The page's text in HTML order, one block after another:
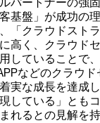
基盤」が成功の
「クラウドスト
高く、クラウド
していることで、
などのクラウ
実な成長を達成
している」とも
れるとの見解を持